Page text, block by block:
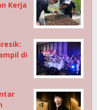
Kerja
di